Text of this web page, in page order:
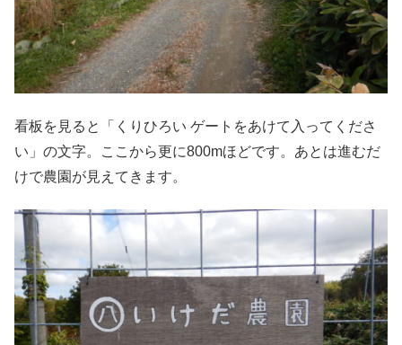
看板を見ると「くりひろい ゲートをあけて入ってくださ
い」の文字。ここから更に800mほどです。あとは進むだ
けで農園が見えてきます。